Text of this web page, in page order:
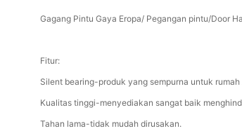
Gagang Pintu Gaya Eropa/ Pegangan pintu/Door
Fitur:
Silent bearing-produk yang sempurna untuk rumah
Kualitas tinggi-menyediakan sangat baik
Tahan lama-tidak mudah dirusakan.